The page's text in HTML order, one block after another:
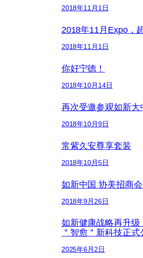
2018年11月1日
2018年11月Expo，
2018年11月1日
你好宁德！
2018年10月14日
再次受邀参观如新大
2018年10月9日
常紫久安尊享套装
2018年10月5日
如新中国 协美招商
2018年9月26日
如新健康战略再升级
＂智愈＂新科技正式
2025年6月2日